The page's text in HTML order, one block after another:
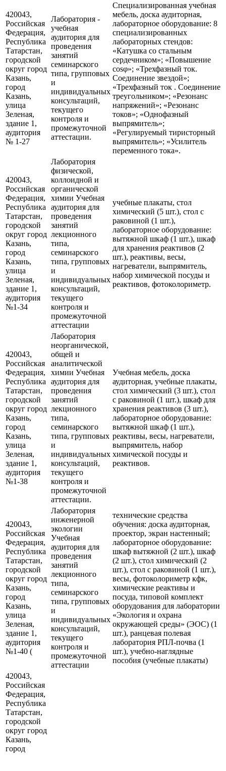
420043,
Российская
Федерация,
Республика
Татарстан,
городской
округ город
Казань,
город
Казань,
улица
Зеленая,
здание 1,
аудитория
№ 1-27
Лаборатория -
учебная
аудитория для
проведения
занятий
семинарского
типа, групповых
и
индивидуальных
консультаций,
текущего
контроля и
промежуточной
аттестации.
Специализированная учебная
мебель, доска аудиторная,
лабораторное оборудование: 8
специализированных
лабораторных стендов:
«Катушка со стальным
сердечником»; «Повышение
cosφ»; «Трехфазный ток.
Соединение звездой»;
«Трехфазный ток . Соединение
треугольником»; «Резонанс
напряжений»; «Резонанс
токов»; «Однофазный
выпрямитель»;
«Регулируемый тиристорный
выпрямитель»; «Усилитель
переменного тока».
420043,
Российская
Федерация,
Республика
Татарстан,
городской
округ город
Казань,
город
Казань,
улица
Зеленая,
здание 1,
аудитория
№1-34
Лаборатория
физической,
коллоидной и
органической
химии Учебная
аудитория для
проведения
занятий
лекционного
типа,
семинарского
типа, групповых
и
индивидуальных
консультаций,
текущего
контроля и
промежуточной
аттестации
учебные плакаты, стол
химический (5 шт.), стол с
раковиной (1 шт.),
лабораторное оборудование:
вытяжной шкаф (1 шт.), шкаф
для хранения реактивов (2
шт.), реактивы, весы,
нагреватели, выпрямитель,
набор химической посуды и
реактивов, фотоколориметр.
420043,
Российская
Федерация,
Республика
Татарстан,
городской
округ город
Казань,
город
Казань,
улица
Зеленая,
здание 1,
аудитория
№1-38
Лаборатория
неорганической,
общей и
аналитической
химии Учебная
аудитория для
проведения
занятий
лекционного
типа,
семинарского
типа, групповых
и
индивидуальных
консультаций,
текущего
контроля и
промежуточной
аттестации.
Учебная мебель, доска
аудиторная, учебные плакаты,
стол химический (3 шт.), стол
с раковиной (1 шт.), шкаф для
хранения реактивов (3 шт.),
лабораторное оборудование:
вытяжной шкаф (1 шт.),
реактивы, весы, нагреватели,
выпрямитель, набор
химической посуды и
реактивов.
420043,
Российская
Федерация,
Республика
Татарстан,
городской
округ город
Казань,
город
Казань,
улица
Зеленая,
здание 1,
аудитория
№1-40 (
Лаборатория
инженерной
экологии
Учебная
аудитория для
проведения
занятий
лекционного
типа,
семинарского
типа, групповых
и
индивидуальных
консультаций,
текущего
контроля и
промежуточной
аттестации
технические средства
обучения: доска аудиторная,
проектор, экран настенный;
лабораторное оборудование:
шкаф вытяжной (2 шт.), шкаф
(2 шт.), стол химический (2
шт.), стол с раковиной (1 шт.),
весы, фотоколориметр кфк,
химические реактивы и
посуда, типовой комплект
оборудования для лаборатории
«Экология и охрана
окружающей среды» (ЭОС) (1
шт.), ранцевая полевая
лаборатория РПЛ-почва (1
шт.), учебно-наглядные
пособия (учебные плакаты)
420043,
Российская
Федерация,
Республика
Татарстан,
городской
округ город
Казань,
город